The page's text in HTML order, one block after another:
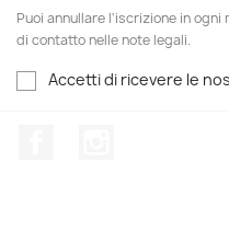
Puoi annullare l'iscrizione in
di contatto nelle note legali.
Accetti di ricevere le